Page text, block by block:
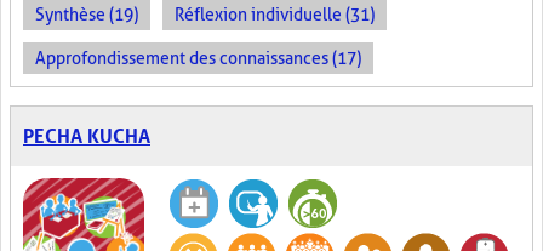
Synthèse (19) Réflexion individuelle (31)
Approfondissement des connaissances (17)
PECHA KUCHA